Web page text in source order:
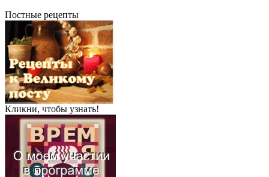
Постные рецепты
Кликни, чтобы узнать!